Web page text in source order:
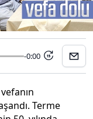
-0:00 15
Terme